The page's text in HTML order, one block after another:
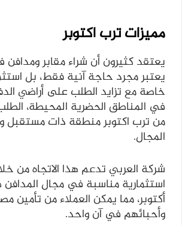
مميزات ترب اكتوبر
يعتقد كثيرون أن شراء مقابر ومدافن
يعتبر مجرد حاجة آنية فقط، بل
خاصة مع تزايد الطلب على أراضي
في المناطق الحضرية المحيطة،
من ترب اكتوبر منطقة ذات مستقبل
المجال.
شركة العربي تدعم هذا الاتجاه من
استثمارية مناسبة في مجال
أكتوبر، مما يمكن العملاء من تأمين
وأحبائهم في آن واحد.